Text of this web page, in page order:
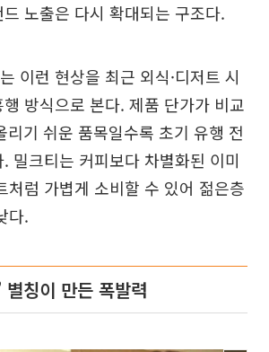
노출은 다시 확대되는 구조다.
이런 현상을 최근 외식·디저트 시
방식으로 본다. 제품 단가가 비교
리기 쉬운 품목일수록 초기 유행 전
밀크티는 커피보다 차별화된 이미
처럼 가볍게 소비할 수 있어 젊은층
다.
별칭이 만든 폭발력